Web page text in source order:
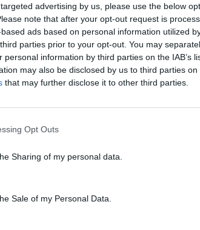
advertising by us, please use the below
note that after your opt-out request is
ads based on personal information utilized
parties prior to your opt-out. You may
information by third parties on the IAB’s
may also be disclosed by us to third parties on
that may further disclose it to other third parties.
Opt Outs
Sharing of my personal data.
Sale of my Personal Data.
COMENTAR
regressou ao
Luca Van